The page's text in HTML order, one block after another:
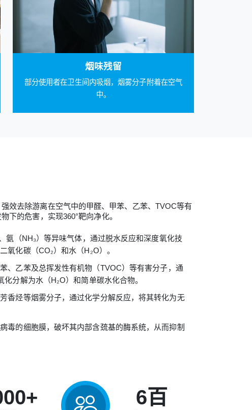
烟味残留
部分使用者在卫生间内吸烟，烟雾分子附着在空气
中。
效去除游离在空气中的甲醛、甲苯、乙苯、TVOC等有
下的危害，实现360°靶向净化。
氨（NH₃）等异味气体，通过脱水反应和深度氧化技
氧化碳（CO₂）和水（H₂O）。
、乙苯及总挥发性有机物（TVOC）等有害分子，通
分解为水（H₂O）和简单碳水化合物。
香烃等烟雾分子，通过化学分解反应，将其转化为无
毒的细胞膜，破坏其内部含巯基的酶系统，从而抑制
6百